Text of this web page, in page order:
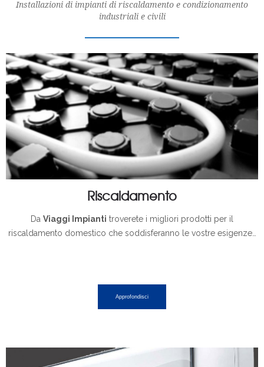
Riscaldamento
Installazioni di impianti di riscaldamento e condizionamento
industriali e civili
Riscaldamento
Da Viaggi Impianti troverete i migliori prodotti per il
riscaldamento domestico che soddisferanno le vostre esigenze…
Approfondisci